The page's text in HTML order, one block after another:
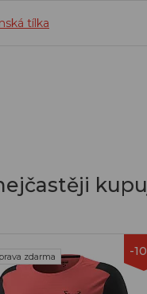
tílka
-
zdarma